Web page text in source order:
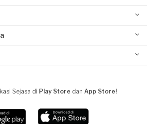
Sejasa di Play Store dan App Store!